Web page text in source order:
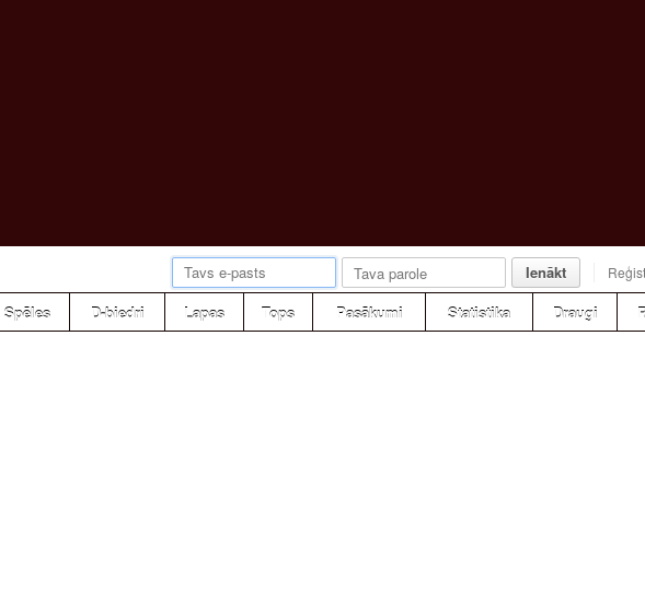
Ienākt
Spēles D-biedri Lapas Tops Pasākumi Statistika Draugi